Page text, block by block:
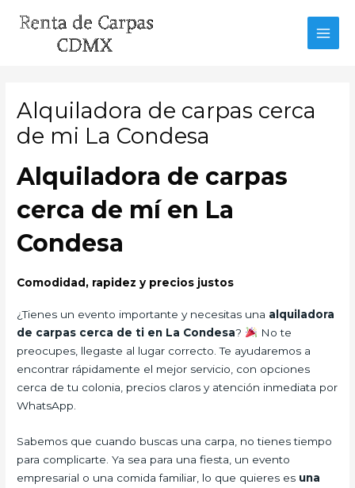
Alquiladora de carpas cerca
de mi La Condesa
Alquiladora de carpas
cerca de mí en La
Condesa
Comodidad, rapidez y precios justos
¿Tienes un evento importante y necesitas una alquiladora
de carpas cerca de ti en La Condesa?
No te
preocupes, llegaste al lugar correcto. Te ayudaremos a
encontrar rápidamente el mejor servicio, con opciones
cerca de tu colonia, precios claros y atención inmediata por
WhatsApp.
Sabemos que cuando buscas una carpa, no tienes tiempo
para complicarte. Ya sea para una fiesta, un evento
empresarial o una comida familiar, lo que quieres es una